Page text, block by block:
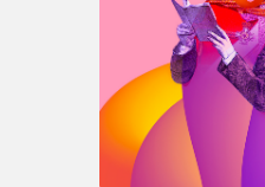
Espace médias